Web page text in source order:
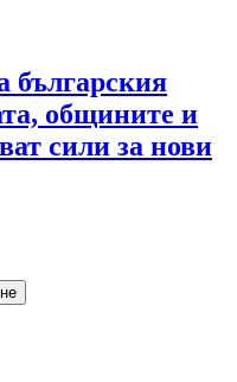
българския
общините и
сили за нови